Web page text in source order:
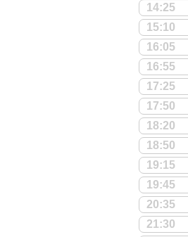
14:25
15:10
16:05
16:55
17:25
17:50
18:20
18:50
19:15
19:45
20:35
21:30